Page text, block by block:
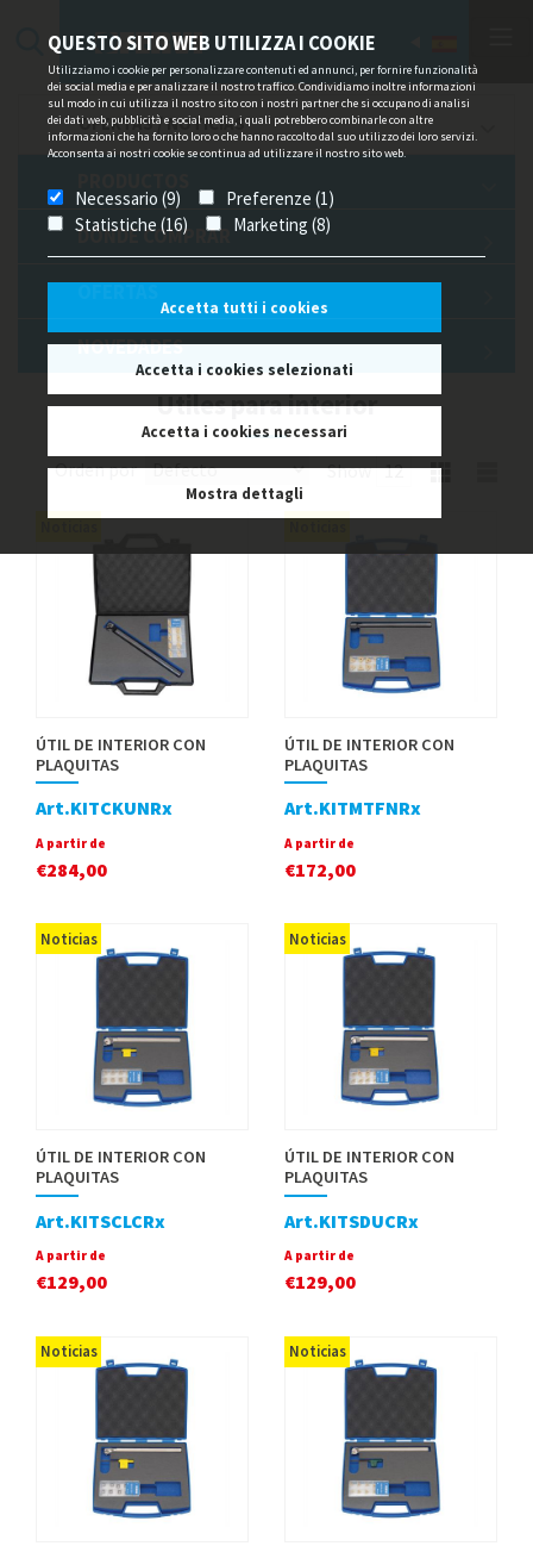
QUESTO SITO WEB UTILIZZA I COOKIE
Utilizziamo i cookie per personalizzare contenuti ed annunci, per fornire funzionalità
dei social media e per analizzare il nostro traffico. Condividiamo inoltre informazioni
sul modo in cui utilizza il nostro sito con i nostri partner che si occupano di analisi
dei dati web, pubblicità e social media, i quali potrebbero combinarle con altre
informazioni che ha fornito loro o che hanno raccolto dal suo utilizzo dei loro servizi.
Acconsenta ai nostri cookie se continua ad utilizzare il nostro sito web.
Necessario (9)
Preferenze (1)
Statistiche (16)
Marketing (8)
Accetta tutti i cookies
Accetta i cookies selezionati
Accetta i cookies necessari
Mostra dettagli
OFERTAS / NOTICIAS
DÓNDE COMPRAR
OFERTAS
NOVEDADES
Utiles para interior
Show
Orden por
ÚTIL DE INTERIOR CON
PLAQUITAS
Art.KITCKUNRx
A partir de
€284,00
ÚTIL DE INTERIOR CON
PLAQUITAS
Art.KITMTFNRx
A partir de
€172,00
Noticias
ÚTIL DE INTERIOR CON
PLAQUITAS
Art.KITSCLCRx
A partir de
€129,00
Noticias
ÚTIL DE INTERIOR CON
PLAQUITAS
Art.KITSDUCRx
A partir de
€129,00
Noticias Noticias